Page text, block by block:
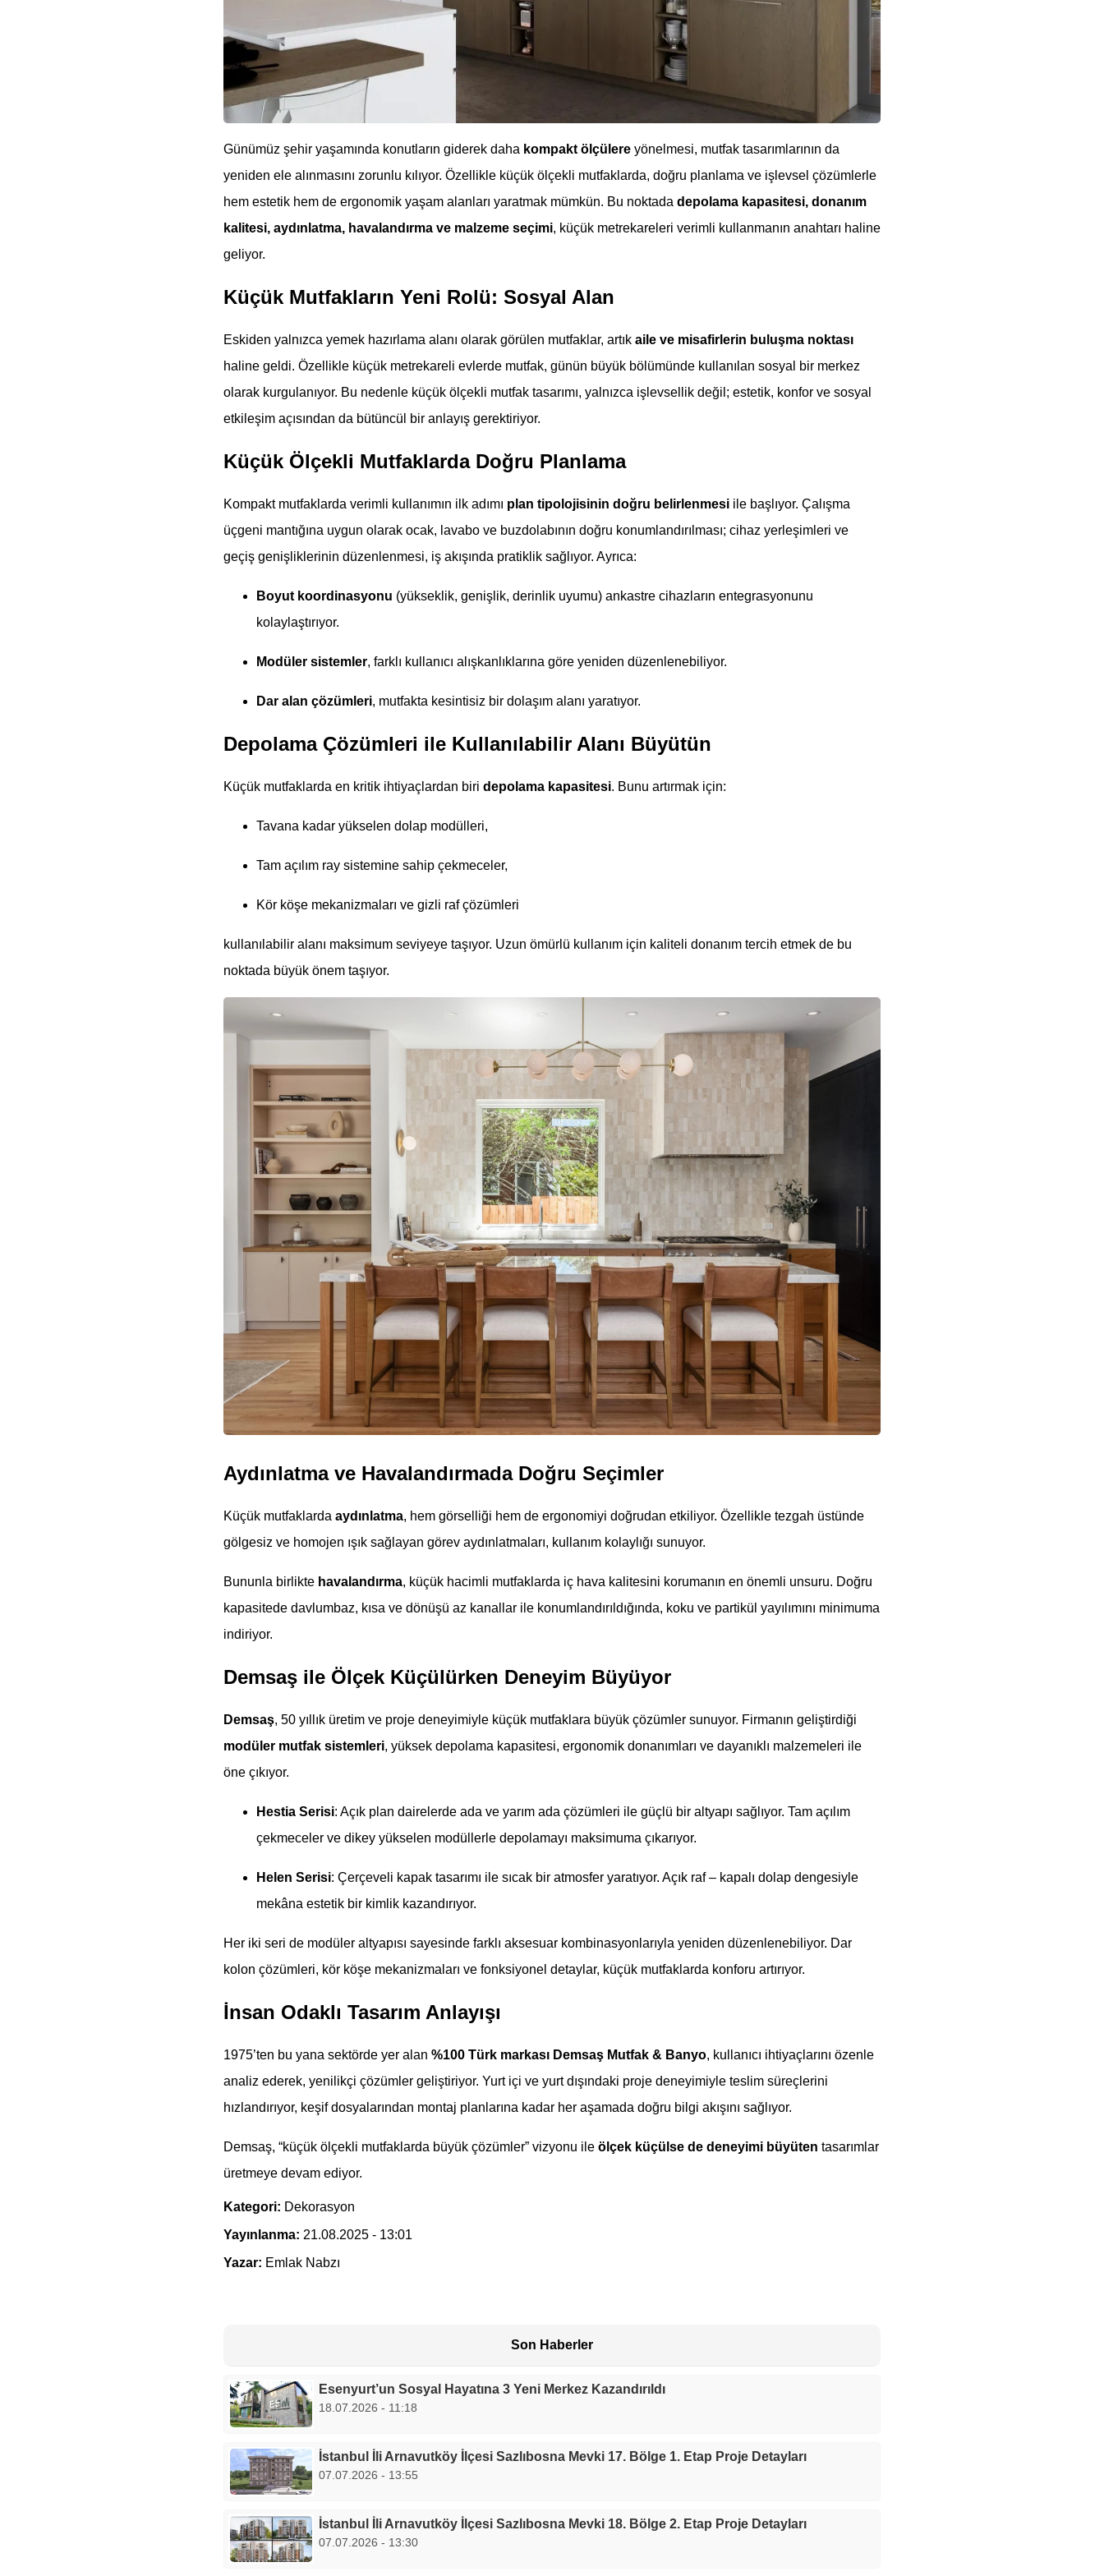
Günümüz şehir yaşamında konutların giderek daha kompakt ölçülere yönelmesi, mutfak tasarımlarının da
yeniden ele alınmasını zorunlu kılıyor. Özellikle küçük ölçekli mutfaklarda, doğru planlama ve işlevsel çözümlerle
hem estetik hem de ergonomik yaşam alanları yaratmak mümkün. Bu noktada depolama kapasitesi, donanım
kalitesi, aydınlatma, havalandırma ve malzeme seçimi, küçük metrekareleri verimli kullanmanın anahtarı haline
geliyor.
Küçük Mutfakların Yeni Rolü: Sosyal Alan
Eskiden yalnızca yemek hazırlama alanı olarak görülen mutfaklar, artık aile ve misafirlerin buluşma noktası
haline geldi. Özellikle küçük metrekareli evlerde mutfak, günün büyük bölümünde kullanılan sosyal bir merkez
olarak kurgulanıyor. Bu nedenle küçük ölçekli mutfak tasarımı, yalnızca işlevsellik değil; estetik, konfor ve sosyal
etkileşim açısından da bütüncül bir anlayış gerektiriyor.
Küçük Ölçekli Mutfaklarda Doğru Planlama
Kompakt mutfaklarda verimli kullanımın ilk adımı plan tipolojisinin doğru belirlenmesi ile başlıyor. Çalışma
üçgeni mantığına uygun olarak ocak, lavabo ve buzdolabının doğru konumlandırılması; cihaz yerleşimleri ve
geçiş genişliklerinin düzenlenmesi, iş akışında pratiklik sağlıyor. Ayrıca:
Boyut koordinasyonu (yükseklik, genişlik, derinlik uyumu) ankastre cihazların entegrasyonunu
kolaylaştırıyor.
Modüler sistemler, farklı kullanıcı alışkanlıklarına göre yeniden düzenlenebiliyor.
Dar alan çözümleri, mutfakta kesintisiz bir dolaşım alanı yaratıyor.
Depolama Çözümleri ile Kullanılabilir Alanı Büyütün
Küçük mutfaklarda en kritik ihtiyaçlardan biri depolama kapasitesi. Bunu artırmak için:
Tavana kadar yükselen dolap modülleri,
Tam açılım ray sistemine sahip çekmeceler,
Kör köşe mekanizmaları ve gizli raf çözümleri
kullanılabilir alanı maksimum seviyeye taşıyor. Uzun ömürlü kullanım için kaliteli donanım tercih etmek de bu
noktada büyük önem taşıyor.
Aydınlatma ve Havalandırmada Doğru Seçimler
Küçük mutfaklarda aydınlatma, hem görselliği hem de ergonomiyi doğrudan etkiliyor. Özellikle tezgah üstünde
gölgesiz ve homojen ışık sağlayan görev aydınlatmaları, kullanım kolaylığı sunuyor.
Bununla birlikte havalandırma, küçük hacimli mutfaklarda iç hava kalitesini korumanın en önemli unsuru. Doğru
kapasitede davlumbaz, kısa ve dönüşü az kanallar ile konumlandırıldığında, koku ve partikül yayılımını minimuma
indiriyor.
Demsaş ile Ölçek Küçülürken Deneyim Büyüyor
Demsaş, 50 yıllık üretim ve proje deneyimiyle küçük mutfaklara büyük çözümler sunuyor. Firmanın geliştirdiği
modüler mutfak sistemleri, yüksek depolama kapasitesi, ergonomik donanımları ve dayanıklı malzemeleri ile
öne çıkıyor.
Hestia Serisi: Açık plan dairelerde ada ve yarım ada çözümleri ile güçlü bir altyapı sağlıyor. Tam açılım
çekmeceler ve dikey yükselen modüllerle depolamayı maksimuma çıkarıyor.
Helen Serisi: Çerçeveli kapak tasarımı ile sıcak bir atmosfer yaratıyor. Açık raf – kapalı dolap dengesiyle
mekâna estetik bir kimlik kazandırıyor.
Her iki seri de modüler altyapısı sayesinde farklı aksesuar kombinasyonlarıyla yeniden düzenlenebiliyor. Dar
kolon çözümleri, kör köşe mekanizmaları ve fonksiyonel detaylar, küçük mutfaklarda konforu artırıyor.
İnsan Odaklı Tasarım Anlayışı
1975’ten bu yana sektörde yer alan %100 Türk markası Demsaş Mutfak & Banyo, kullanıcı ihtiyaçlarını özenle
analiz ederek, yenilikçi çözümler geliştiriyor. Yurt içi ve yurt dışındaki proje deneyimiyle teslim süreçlerini
hızlandırıyor, keşif dosyalarından montaj planlarına kadar her aşamada doğru bilgi akışını sağlıyor.
Demsaş, “küçük ölçekli mutfaklarda büyük çözümler” vizyonu ile ölçek küçülse de deneyimi büyüten tasarımlar
üretmeye devam ediyor.
Kategori: Dekorasyon
Yayınlanma: 21.08.2025 - 13:01
Yazar: Emlak Nabzı
Son Haberler
Esenyurt’un Sosyal Hayatına 3 Yeni Merkez Kazandırıldı
18.07.2026 - 11:18
İstanbul İli Arnavutköy İlçesi Sazlıbosna Mevki 17. Bölge 1. Etap Proje Detayları
07.07.2026 - 13:55
İstanbul İli Arnavutköy İlçesi Sazlıbosna Mevki 18. Bölge 2. Etap Proje Detayları
07.07.2026 - 13:30